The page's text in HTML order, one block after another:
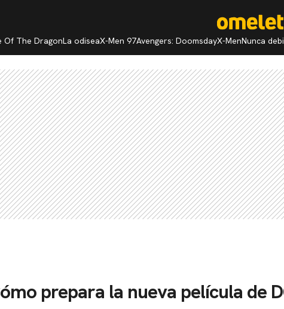
Of The DragonLa odiseaX-Men 97Avengers: DoomsdayX-MenNunca
prepara la nueva película de